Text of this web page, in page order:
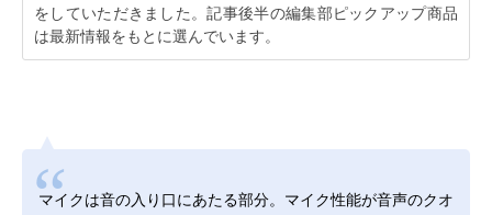
をしていただきました。記事後半の編集部ピックアップ商品
は最新情報をもとに選んでいます。
マイクは音の入り口にあたる部分。マイク性能が音声のクオ